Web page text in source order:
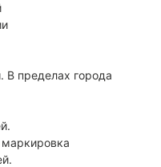
В пределах города